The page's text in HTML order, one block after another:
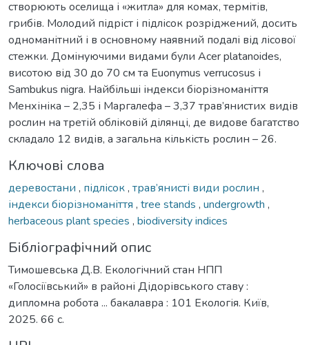
створюють оселища і «житла» для комах, термітів,
грибів. Молодий підріст і підлісок розріджений, досить
одноманітний і в основному наявний подалі від лісової
стежки. Домінуючими видами були Acer platanoides,
висотою від 30 до 70 см та Euonymus verrucosus і
Sambukus nigra. Найбільші індекси біорізноманіття
Менхініка – 2,35 і Маргалефа – 3,37 трав’янистих видів
рослин на третій обліковій ділянці, де видове багатство
складало 12 видів, а загальна кількість рослин – 26.
Ключові слова
деревостани , підлісок, трав’янисті види рослин ,
індекси біорізноманіття , tree stands , undergrowth ,
herbaceous plant species , biodiversity indices
Бібліографічний опис
Тимошевська Д.В. Екологічний стан НПП
«Голосіївський» в районі Дідорівського ставу :
дипломна робота ... бакалавра : 101 Екологія. Київ,
2025. 66 с.